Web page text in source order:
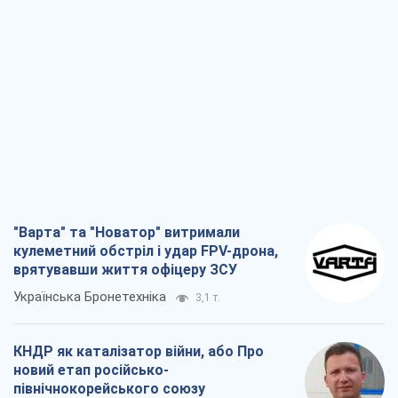
"Варта" та "Новатор" витримали
кулеметний обстріл і удар FPV-дрона,
врятувавши життя офіцеру ЗСУ
Українська Бронетехніка 3,1 т.
КНДР як каталізатор війни, або Про
новий етап російсько-
північнокорейського союзу